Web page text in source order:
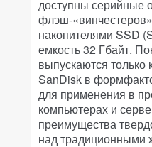
доступны серийные
флэш-
накопителями SSD
емкость 32 Гбайт.
выпускаются
SanDisk в
для применения в
компьютерах и
преимущества
над традиционными